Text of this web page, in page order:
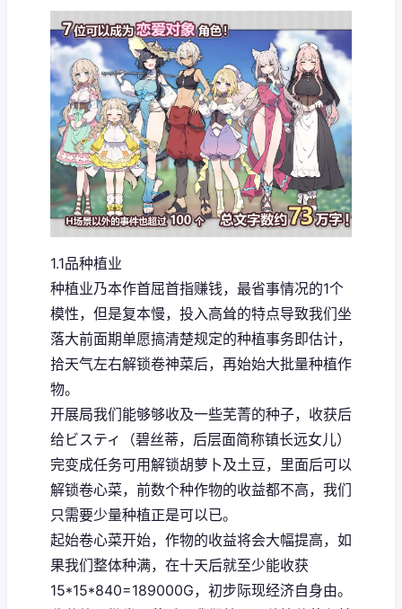
1.1品种植业
种植业乃本作首屈首指赚钱，最省事情况的1个
模性，但是复本慢，投入高耸的特点导致我们坐
落大前面期单愿搞清楚规定的种植事务即估计，
拾天气左右解锁卷神菜后，再始始大批量种植作
物。
开展局我们能够够收及一些芜菁的种子，收获后
给ビスティ（碧丝蒂，后层面简称镇长远女儿）
完变成任务可用解锁胡萝卜及土豆，里面后可以
解锁卷心菜，前数个种作物的收益都不高，我们
只需要少量种植正是可以已。
起始卷心菜开始，作物的收益将会大幅提高，如
果我们整体种满，在十天后就至少能收获
15*15*840=189000G，初步际现经济自身由。